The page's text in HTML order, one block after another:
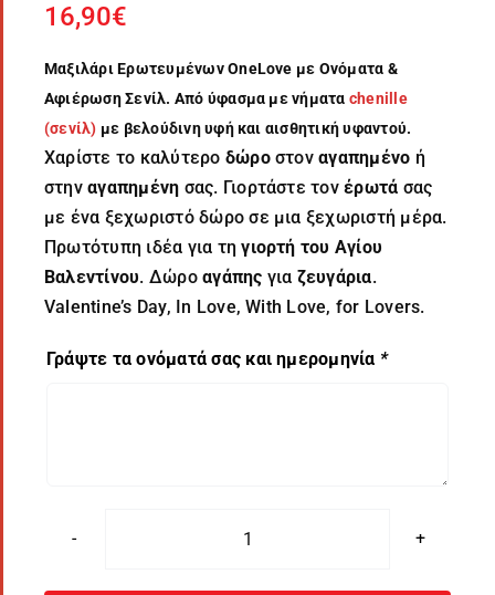
16,90€
Μαξιλάρι Ερωτευμένων OneLove με Ονόματα &
Αφιέρωση Σενίλ. Από ύφασμα με νήματα chenille
(σενίλ) με βελούδινη υφή και αισθητική υφαντού.
Χαρίστε το καλύτερο δώροστοναγαπημένο ή
στηναγαπημένη σας. Γιορτάστε τονέρωτά σας
με ένα ξεχωριστό δώρο σε μια ξεχωριστή μέρα.
Πρωτότυπη ιδέα για τη γιορτή του Αγίου
Βαλεντίνου. Δώροαγάπης για ζευγάρια.
Valentine’s Day, In Love, With Love, for Lovers.
Γράψτε τα ονόματά σας και ημερομηνία *
Μαξιλάρι